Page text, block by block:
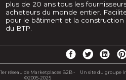
plus de 20 ans tous les
acheteurs du monde entier.
pour le bâtiment et la construction
du BTP.
1er réseau de Marketplaces B2B -
©2005-2025
Un site du groupe